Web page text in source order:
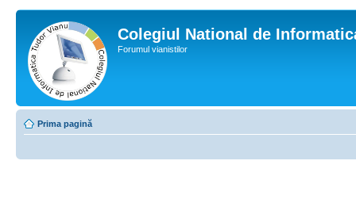
Colegiul National de
Forumul vianistilor
Prima pagină